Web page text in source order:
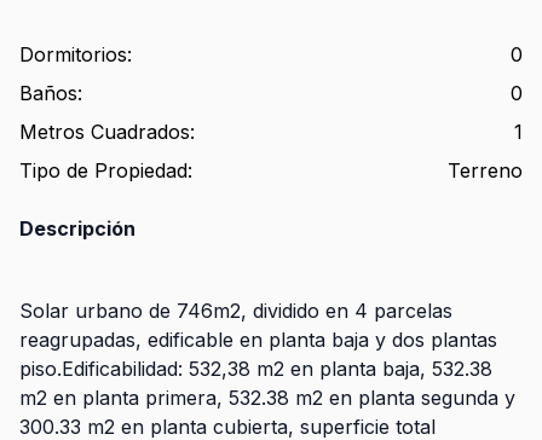
Dormitorios:
0
Baños:
0
Metros Cuadrados:
1
Tipo de Propiedad: Terreno
Descripción
Solar urbano de 746m2, dividido en 4 parcelas
reagrupadas, edificable en planta baja y dos plantas
piso.Edificabilidad: 532,38 m2 en planta baja, 532.38
m2 en planta primera, 532.38 m2 en planta segunda y
300.33 m2 en planta cubierta, superficie total